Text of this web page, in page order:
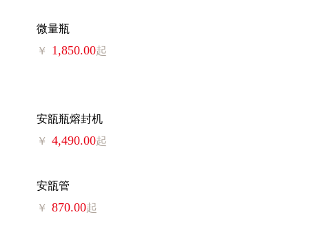
微量瓶
￥ 1,850.00起
安瓿瓶熔封机
￥ 4,490.00起
安瓿管
￥ 870.00起